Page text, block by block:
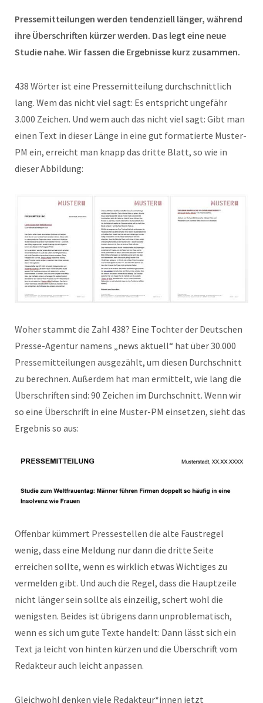
Pressemitteilungen werden tendenziell länger, während
ihre Überschriften kürzer werden. Das legt eine neue
Studie nahe. Wir fassen die Ergebnisse kurz zusammen.
438 Wörter ist eine Pressemitteilung durchschnittlich
lang. Wem das nicht viel sagt: Es entspricht ungefähr
3.000 Zeichen. Und wem auch das nicht viel sagt: Gibt man
einen Text in dieser Länge in eine gut formatierte Muster-
PM ein, erreicht man knapp das dritte Blatt, so wie in
dieser Abbildung:
Woher stammt die Zahl 438? Eine Tochter der Deutschen
Presse-Agentur namens „news aktuell“ hat über 30.000
Pressemitteilungen ausgezählt, um diesen Durchschnitt
zu berechnen. Außerdem hat man ermittelt, wie lang die
Überschriften sind: 90 Zeichen im Durchschnitt. Wenn wir
so eine Überschrift in eine Muster-PM einsetzen, sieht das
Ergebnis so aus:
Offenbar kümmert Pressestellen die alte Faustregel
wenig, dass eine Meldung nur dann die dritte Seite
erreichen sollte, wenn es wirklich etwas Wichtiges zu
vermelden gibt. Und auch die Regel, dass die Hauptzeile
nicht länger sein sollte als einzeilig, schert wohl die
wenigsten. Beides ist übrigens dann unproblematisch,
wenn es sich um gute Texte handelt: Dann lässt sich ein
Text ja leicht von hinten kürzen und die Überschrift vom
Redakteur auch leicht anpassen.
Gleichwohl denken viele Redakteur*innen jetzt